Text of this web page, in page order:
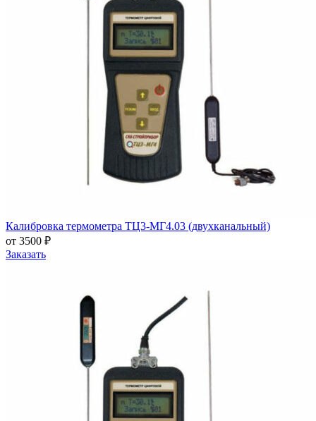
Калибровка термометра ТЦ3-МГ4.03 (двухканальный)
от 3500 ₽
Заказать